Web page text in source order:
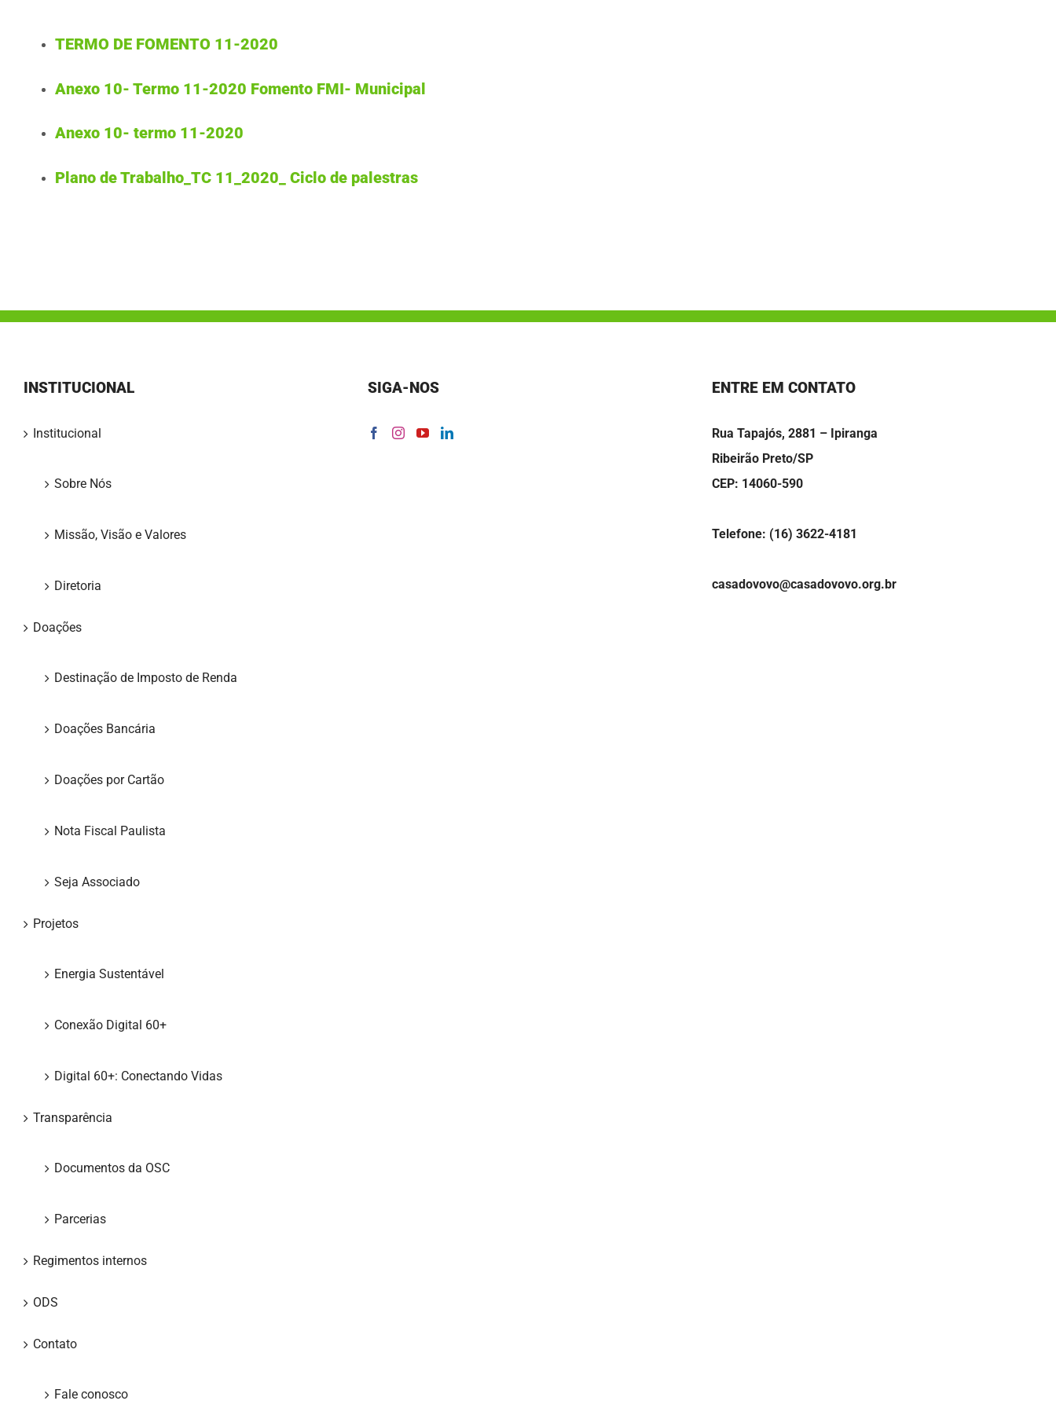
TERMO DE FOMENTO 11-2020
Anexo 10- Termo 11-2020 Fomento FMI- Municipal
Anexo 10- termo 11-2020
Plano de Trabalho_TC 11_2020_ Ciclo de palestras
INSTITUCIONAL
Institucional
Sobre Nós
Missão, Visão e Valores
Diretoria
Doações
Destinação de Imposto de Renda
Doações Bancária
Doações por Cartão
Nota Fiscal Paulista
Seja Associado
Projetos
Energia Sustentável
Conexão Digital 60+
Digital 60+: Conectando Vidas
Transparência
Documentos da OSC
Parcerias
Regimentos internos
ODS
Contato
Fale conosco
SIGA-NOS ENTRE EM CONTATO
Rua Tapajós, 2881 – Ipiranga
Ribeirão Preto/SP
CEP: 14060-590
Telefone: (16) 3622-4181
casadovovo@casadovovo.org.br